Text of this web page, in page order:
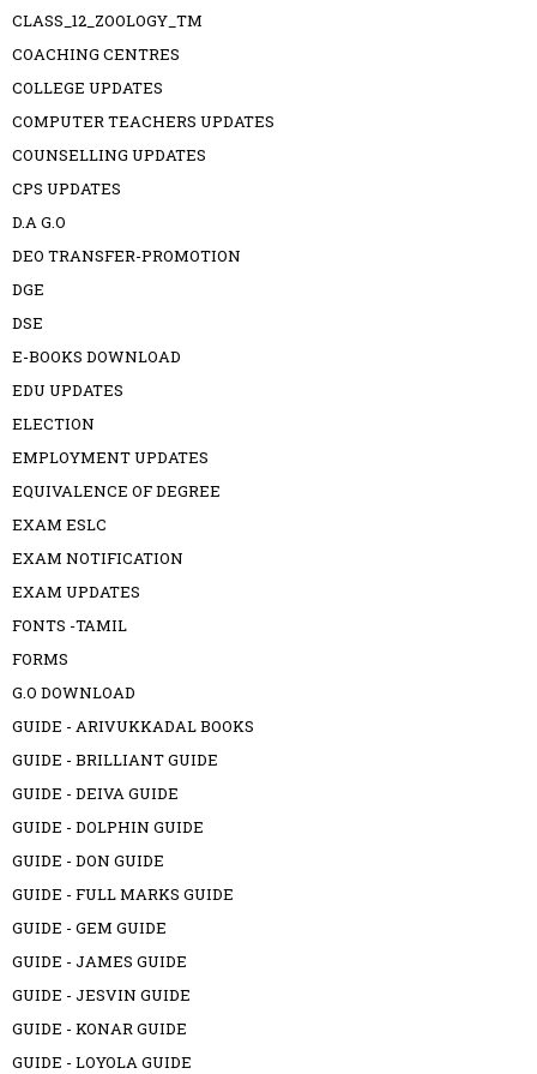
CLASS_12_ZOOLOGY_TM
COACHING CENTRES
COLLEGE UPDATES
COMPUTER TEACHERS UPDATES
COUNSELLING UPDATES
CPS UPDATES
D.A G.O
DEO TRANSFER-PROMOTION
DGE
DSE
E-BOOKS DOWNLOAD
EDU UPDATES
ELECTION
EMPLOYMENT UPDATES
EQUIVALENCE OF DEGREE
EXAM ESLC
EXAM NOTIFICATION
EXAM UPDATES
FONTS -TAMIL
FORMS
G.O DOWNLOAD
GUIDE - ARIVUKKADAL BOOKS
GUIDE - BRILLIANT GUIDE
GUIDE - DEIVA GUIDE
GUIDE - DOLPHIN GUIDE
GUIDE - DON GUIDE
GUIDE - FULL MARKS GUIDE
GUIDE - GEM GUIDE
GUIDE - JAMES GUIDE
GUIDE - JESVIN GUIDE
GUIDE - KONAR GUIDE
GUIDE - LOYOLA GUIDE